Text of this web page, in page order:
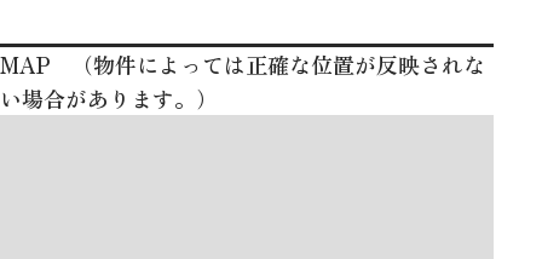
MAP （物件によっては正確な位置が反映されな
い場合があります。）